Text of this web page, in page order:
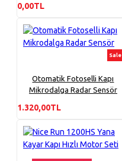
0,00TL
Sale
Otomatik Fotoselli Kapı
Mikrodalga Radar Sensör
1.320,00TL